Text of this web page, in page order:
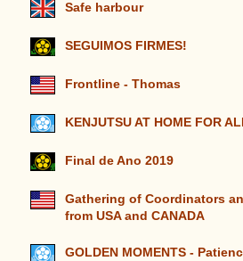
Safe harbour
SEGUIMOS FIRMES!
Frontline - Thomas
KENJUTSU AT HOME FOR
Final de Ano 2019
Gathering of Coordinators
from USA and CANADA
GOLDEN MOMENTS -